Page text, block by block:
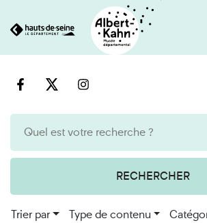
au
RECHERCHER
Trier par Type de contenu
Cookies et traceurs utilisés sur ce site